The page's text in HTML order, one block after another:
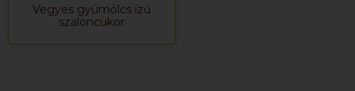
Vegyes gyümölcs ízű
szaloncukor